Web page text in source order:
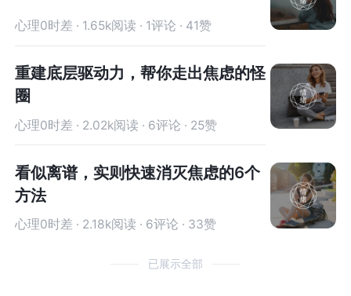
心理0时差 · 1.65k阅读 · 1评论 · 41赞
重建底层驱动力，帮你走出焦虑的怪
圈
心理0时差 · 2.02k阅读 · 6评论 · 25赞
看似离谱，实则快速消灭焦虑的6个
方法
心理0时差 · 2.18k阅读 · 6评论 · 33赞
已展示全部